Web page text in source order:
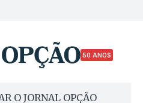
50 ANOS
O JORNAL OPÇÃO